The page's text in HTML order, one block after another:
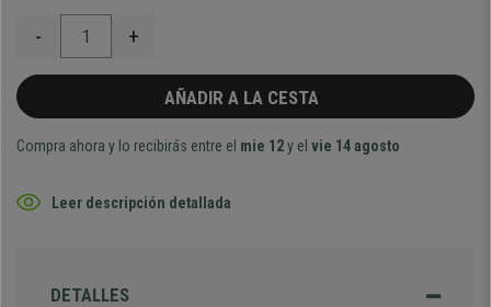
- +
AÑADIR A LA CESTA
Compra ahora y lo recibirás entre el mie 12y el vie 14 agosto
Leer descripción detallada
DETALLES